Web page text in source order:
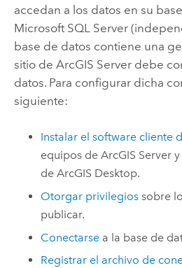
accedan a los datos en su
Microsoft SQL Server
base de datos contiene una
sitio de ArcGIS Serverdebe
datos. Para configurar dicha
siguiente:
Instalar el software cliente
equipos deArcGIS Server
deArcGIS Desktop.
Otorgar privilegios sobre
publicar.
Conectarse a la base de
Registrar el archivo de